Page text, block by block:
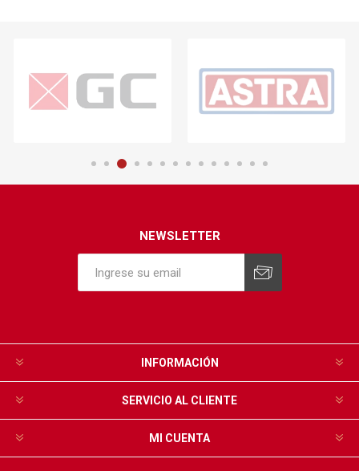
NEWSLETTER
INFORMACIÓN
SERVICIO AL CLIENTE
MI CUENTA